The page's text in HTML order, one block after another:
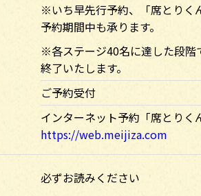
※いち早先行予約、「席とりく
予約期間中も承ります。
※各ステージ40名に達した段階
終了いたします。
ご予約受付
インターネット予約「席とりく
https://web.meijiza.com
必ずお読みください